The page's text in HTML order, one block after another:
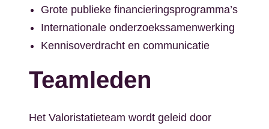
Grote publieke financieringsprogramma’s
Internationale onderzoekssamenwerking
Kennisoverdracht en communicatie
Teamleden
Het Valoristatieteam wordt geleid door